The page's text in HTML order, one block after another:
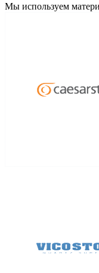
Мы используем